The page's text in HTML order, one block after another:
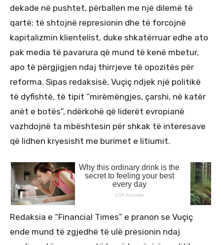
dekade në pushtet, përballen me një dilemë të
qartë: të shtojnë represionin dhe të forcojnë
kapitalizmin klientelist, duke shkatërruar edhe ato
pak media të pavarura që mund të kenë mbetur,
apo të përgjigjen ndaj thirrjeve të opozitës për
reforma. Sipas redaksisë, Vuçiç ndjek një politikë
të dyfishtë, të tipit “mirëmëngjes, çarshi, në katër
anët e botës”, ndërkohë që liderët evropianë
vazhdojnë ta mbështesin për shkak të interesave
që lidhen kryesisht me burimet e litiumit.
Redaksia e “Financial Times” e pranon se Vuçiç
ende mund të zgjedhë të ulë presionin ndaj